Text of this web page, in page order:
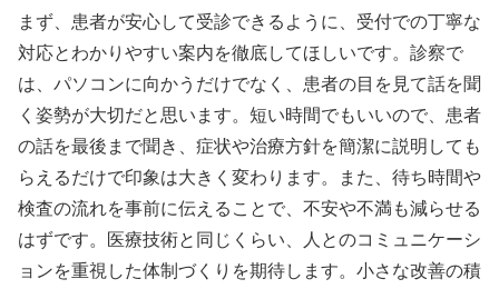
まず、患者が安心して受診できるように、受付での丁寧な
対応とわかりやすい案内を徹底してほしいです。診察で
は、パソコンに向かうだけでなく、患者の目を見て話を聞
く姿勢が大切だと思います。短い時間でもいいので、患者
の話を最後まで聞き、症状や治療方針を簡潔に説明しても
らえるだけで印象は大きく変わります。また、待ち時間や
検査の流れを事前に伝えることで、不安や不満も減らせる
はずです。医療技術と同じくらい、人とのコミュニケーシ
ョンを重視した体制づくりを期待します。小さな改善の積